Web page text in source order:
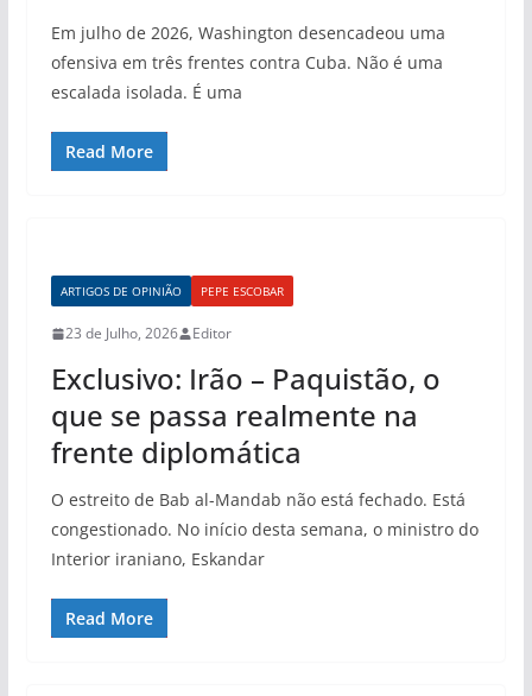
Em julho de 2026, Washington desencadeou uma
ofensiva em três frentes contra Cuba. Não é uma
escalada isolada. É uma
Read More
ARTIGOS DE OPINIÃO PEPE ESCOBAR
23 de Julho, 2026 Editor
Exclusivo: Irão – Paquistão, o
que se passa realmente na
frente diplomática
O estreito de Bab al-Mandab não está fechado. Está
congestionado. No início desta semana, o ministro do
Interior iraniano, Eskandar
Read More